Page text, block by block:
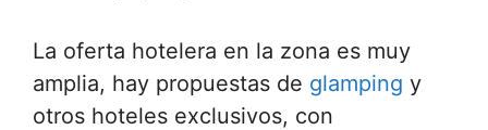
La oferta hotelera en la zona es muy
amplia, hay propuestas de glamping y
otros hoteles exclusivos, con